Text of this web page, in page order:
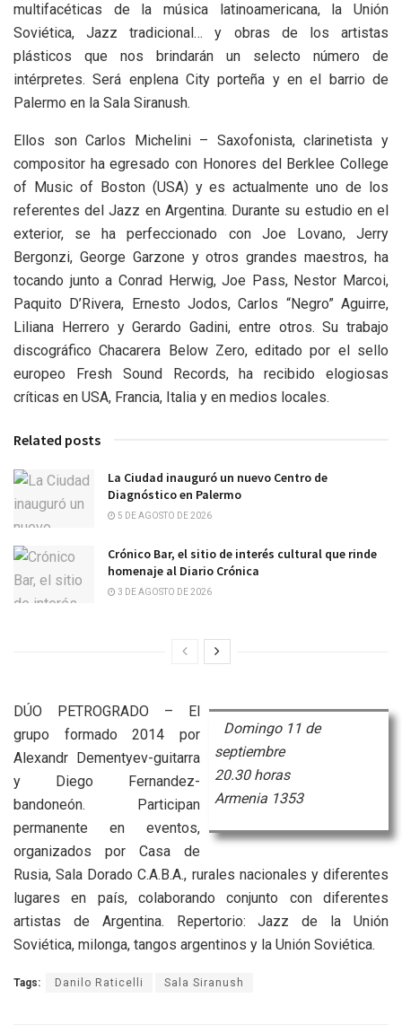
multifacéticas de la música latinoamericana, la Unión
Soviética, Jazz tradicional… y obras de los artistas
plásticos que nos brindarán un selecto número de
intérpretes. Será enplena City porteña y en el barrio de
Palermo en la Sala Siranush.
Ellos son Carlos Michelini – Saxofonista, clarinetista y
compositor ha egresado con Honores del Berklee College
of Music of Boston (USA) y es actualmente uno de los
referentes del Jazz en Argentina. Durante su estudio en el
exterior, se ha perfeccionado con Joe Lovano, Jerry
Bergonzi, George Garzone y otros grandes maestros, ha
tocando junto a Conrad Herwig, Joe Pass, Nestor Marcoi,
Paquito D’Rivera, Ernesto Jodos, Carlos “Negro” Aguirre,
Liliana Herrero y Gerardo Gadini, entre otros. Su trabajo
discográfico Chacarera Below Zero, editado por el sello
europeo Fresh Sound Records, ha recibido elogiosas
críticas en USA, Francia, Italia y en medios locales.
Related posts
La Ciudad inauguró un nuevo Centro de
Diagnóstico en Palermo
5 DE AGOSTO DE 2026
Crónico Bar, el sitio de interés cultural que rinde
homenaje al Diario Crónica
3 DE AGOSTO DE 2026
Domingo 11 de
septiembre
20.30 horas
Armenia 1353
DÚO PETROGRADO – El
grupo formado 2014 por
Alexandr Dementyev-guitarra
y Diego Fernandez-
bandoneón. Participan
permanente en eventos,
organizados por Casa de
Rusia, Sala Dorado C.A.B.A., rurales nacionales y diferentes
lugares en país, colaborando conjunto con diferentes
artistas de Argentina. Repertorio: Jazz de la Unión
Soviética, milonga, tangos argentinos y la Unión Soviética.
Tags: Danilo Raticelli Sala Siranush